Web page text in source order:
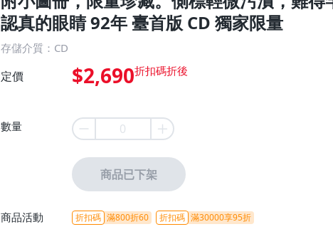
認真的眼睛 92年 臺首版 CD 獨家限量
存儲介質：CD
定價 $2,690
數量
商品已下架
商品活動 折扣碼 滿800折60 折扣碼 滿30000享95折